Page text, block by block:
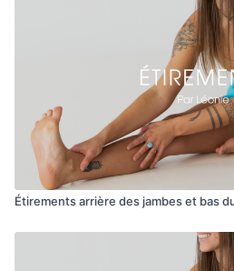
Étirements arrière des jambes et bas